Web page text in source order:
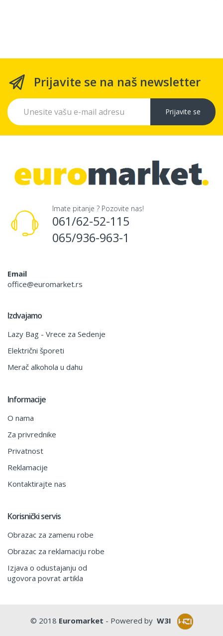
Prijavite se na naš newsletter
Prijavite se
Imate pitanje ? Pozovite nas!
061/62-52-115
065/936-963-1
Email
office@euromarket.rs
Izdvajamo
Lazy Bag - Vrece za Sedenje
Električni šporeti
Merač alkohola u dahu
Informacije
O nama
Za privrednike
Privatnost
Reklamacije
Kontaktirajte nas
Korisnički servis
Obrazac za zamenu robe
Obrazac za reklamaciju robe
Izjava o odustajanju od
ugovora povrat artikla
© 2018 Euromarket - Powered by W3I